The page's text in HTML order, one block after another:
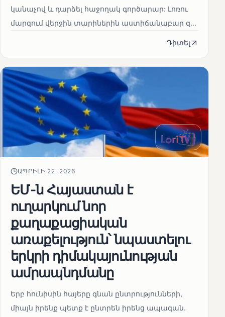
կանաչով և դարձել հաջողակ գործարար: Լոռու
մարզում վերջին տարիներին աստիճանաբար զ...
Դիտել
ԱՊՐԻԼԻ 22, 2026
ԵՄ-ն Հայաստան է
ուղարկում նոր
քաղաքացիական
առաքելություն՝ նպաստելու
երկրի դիմակայունության
ամրապնդմանը
Երբ հունիսին հայերը գնան ընտրությունների,
միայն իրենք պետք է ընտրեն իրենց ապագան.